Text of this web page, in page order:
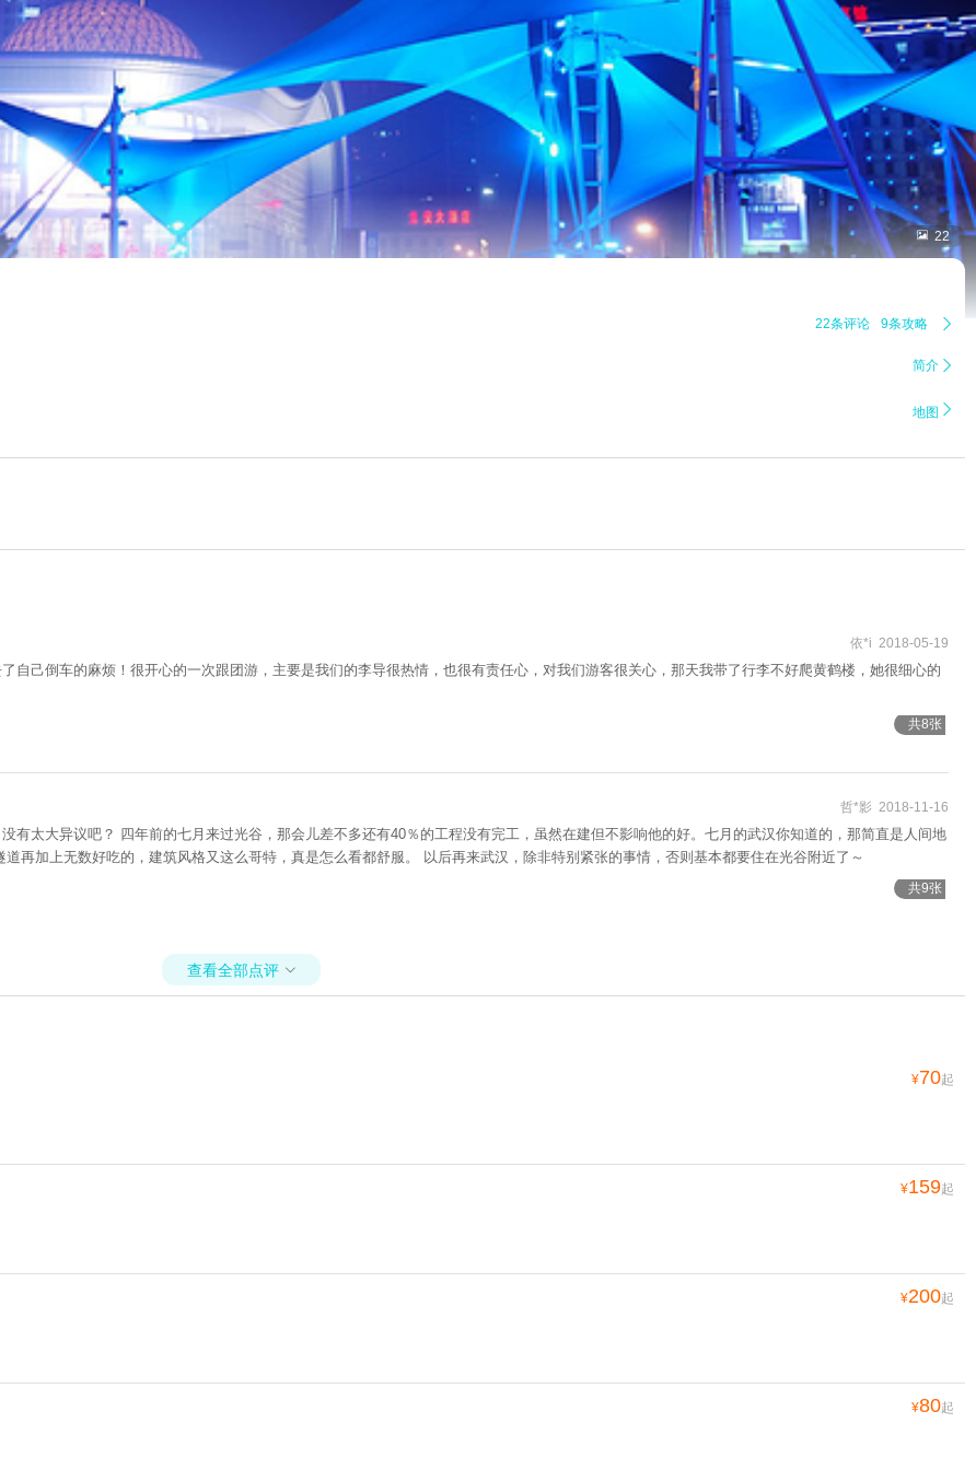
 22
22条评论 9条攻略 
简介 
地图 
依*i 2018-05-19
自己倒车的麻烦！很开心的一次跟团游，主要是我们的李导很热情，也很有责任心，对我们游客很关心，那天我带了行李不好爬黄鹤楼，她很细心的
共8张
哲*影 2018-11-16
有太大异议吧？ 四年前的七月来过光谷，那会儿差不多还有40％的工程没有完工，虽然在建但不影响他的好。七月的武汉你知道的，那简直是人间地
再加上无数好吃的，建筑风格又这么哥特，真是怎么看都舒服。 以后再来武汉，除非特别紧张的事情，否则基本都要住在光谷附近了～
共9张
查看全部点评 
¥70起
¥159起
¥200起
¥80起